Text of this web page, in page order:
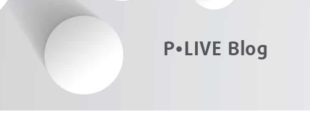
P•LIVE Blog